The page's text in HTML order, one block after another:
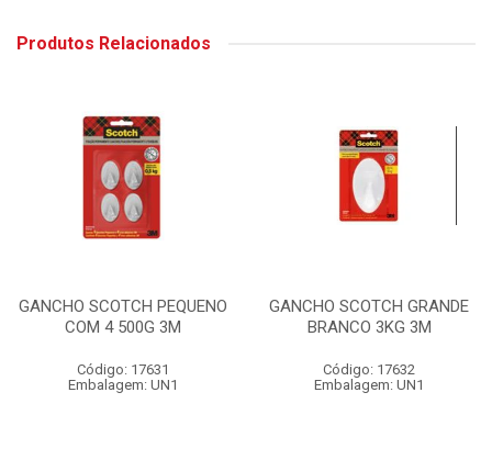
Produtos Relacionados
GANCHO SCOTCH PEQUENO
COM 4 500G 3M
Código: 17631
Embalagem: UN1
GANCHO SCOTCH GRANDE
BRANCO 3KG 3M
Código: 17632
Embalagem: UN1